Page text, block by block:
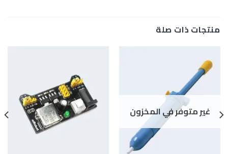
منتجات ذات صلة
غير متوفر في المخزون